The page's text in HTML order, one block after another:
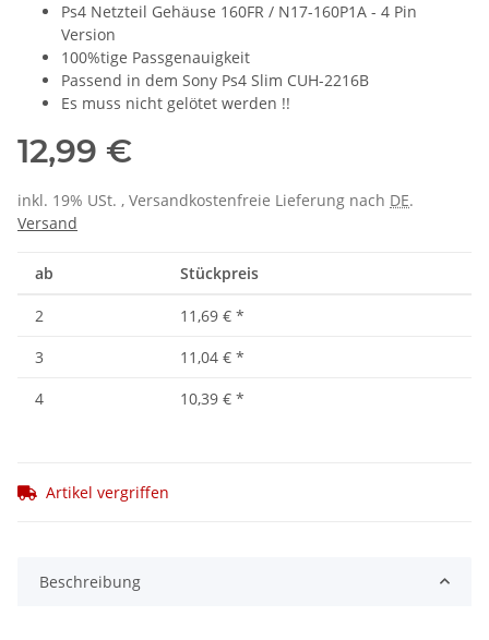
Ps4 Netzteil Gehäuse 160FR / N17-160P1A - 4 Pin
Version
100%tige Passgenauigkeit
Passend in dem Sony Ps4 Slim CUH-2216B
Es muss nicht gelötet werden !!
12,99 €
inkl. 19% USt. , Versandkostenfreie Lieferung nach DE.
Versand
ab Stückpreis
2 11,69 € *
3
11,04 € *
4
10,39 € *
Artikel vergriffen
Beschreibung